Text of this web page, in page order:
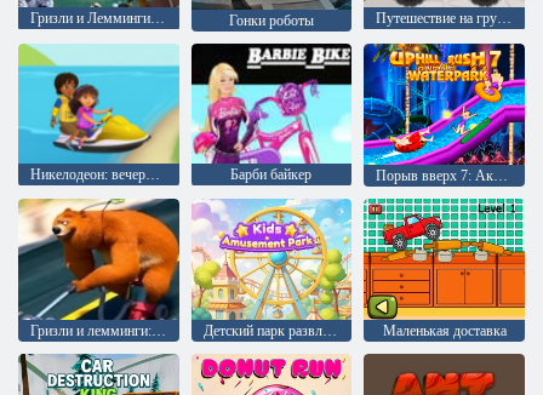
Гризли и Лемминги: Аппетитная гонка Гонки роботы Путешествие на грузовике
Никелодеон: вечеринка гонщиков Барби байкер Порыв вверх 7: Аквапарк
Гризли и лемминги: Погоня за леммингами Детский парк развлечений Маленькая доставка